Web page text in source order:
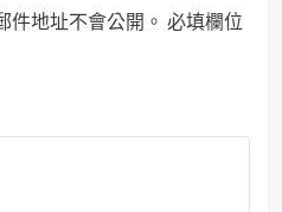
件地址不會公開。 必填欄位